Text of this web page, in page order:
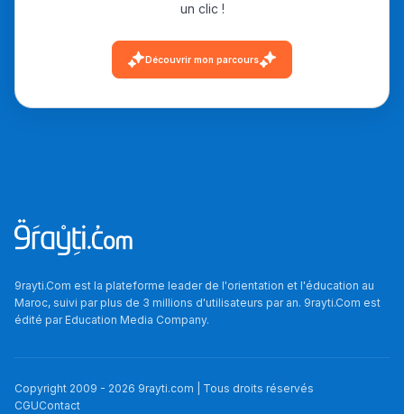
un clic !
Découvrir mon parcours
9rayti.Com est la plateforme leader de l'orientation et l'éducation au
Maroc, suivi par plus de 3 millions d'utilisateurs par an. 9rayti.Com est
édité parEducation Media Company.
Copyright 2009 - 2026 9rayti.com | Tous droits réservés
CGUContact